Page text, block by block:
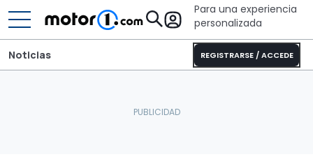
Para una experiencia
personalizada
REGISTRARSE / ACCEDE
Noticias